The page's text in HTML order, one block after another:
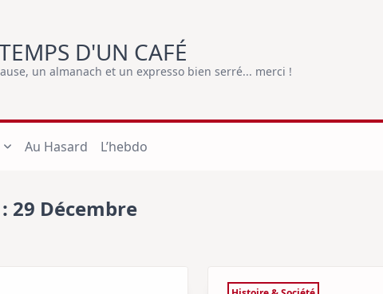
D'UN CAFÉ
un almanach et un expresso bien serré... merci !
Au Hasard L’hebdo
29 Décembre